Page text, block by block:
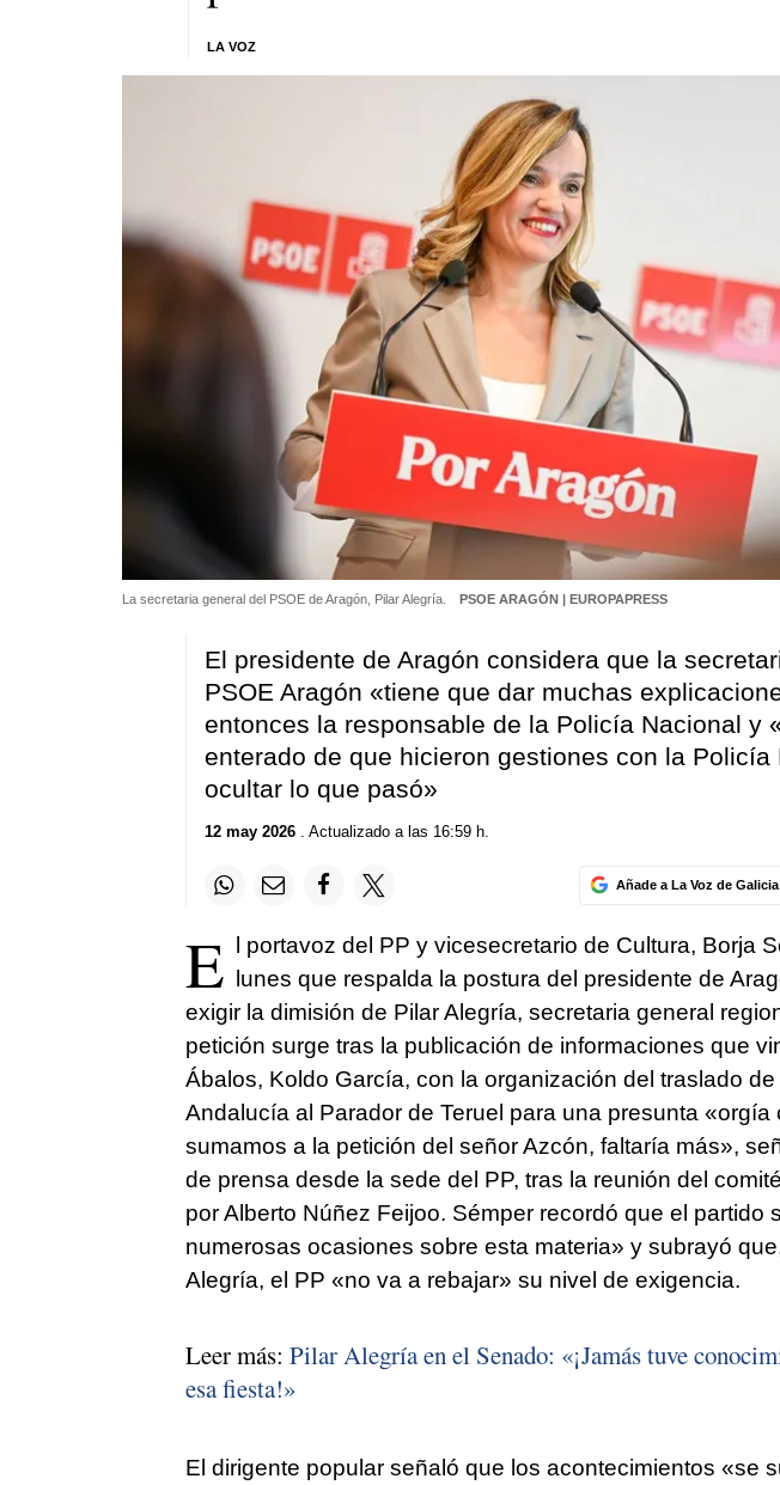
LA VOZ
La secretaria general del PSOE de Aragón, Pilar Alegría. PSOE ARAGÓN | EUROPAPRESS
El presidente de Aragón considera que la
PSOE Aragón «tiene que dar muchas
entonces la responsable de la Policía Nacional y
enterado de que hicieron gestiones con la Policía
ocultar lo que pasó»
12 may 2026. Actualizado a las 16:59 h.
Añade a La Voz de
E l portavoz del PP y vicesecretario de Cultura, Borja
lunes que respalda la postura del presidente de
exigir la dimisión de Pilar Alegría, secretaria general
petición surge tras la publicación de informaciones que
Ábalos, Koldo García, con la organización del traslado
Andalucía al Parador de Teruel para una presunta «orgía
sumamos a la petición del señor Azcón, faltaría más»,
de prensa desde la sede del PP, tras la reunión del
por Alberto Núñez Feijoo. Sémper recordó que el partido
numerosas ocasiones sobre esta materia» y subrayó
Alegría, el PP «no va a rebajar» su nivel de exigencia.
Leer más: Pilar Alegría en el Senado: «¡Jamás tuve
esa fiesta!»
El dirigente popular señaló que los acontecimientos «se